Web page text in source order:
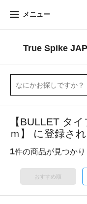
メニュー
True Spike
【BULLET タ
ｍ】 に登録さ
1件の商品が見つかり
おすすめ順